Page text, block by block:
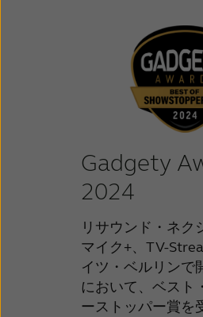
Gadgety
2024
リサウンド・ネク
マイク+、TV-
イツ・ベルリンで
において、ベスト
ーストッパー賞を